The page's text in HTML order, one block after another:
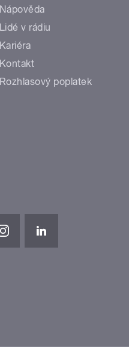
Nápověda
Lidé v rádiu
Kariéra
Kontakt
Rozhlasový poplatek